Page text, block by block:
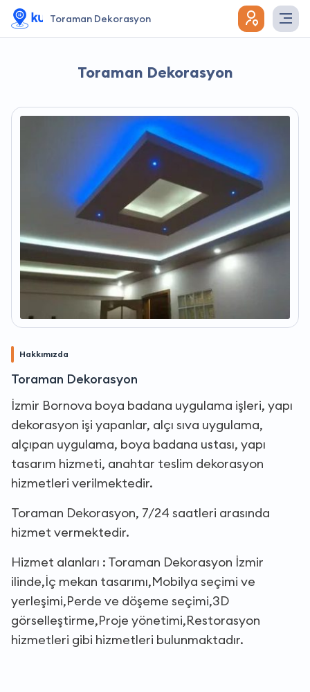
Toraman Dekorasyon
Toraman Dekorasyon
Hakkımızda
Toraman Dekorasyon
İzmir Bornova boya badana uygulama işleri, yapı
dekorasyon işi yapanlar, alçı sıva uygulama,
alçıpan uygulama, boya badana ustası, yapı
tasarım hizmeti, anahtar teslim dekorasyon
hizmetleri verilmektedir.
Toraman Dekorasyon, 7/24 saatleri arasında
hizmet vermektedir.
Hizmet alanları : Toraman Dekorasyon İzmir
ilinde,İç mekan tasarımı,Mobilya seçimi ve
yerleşimi,Perde ve döşeme seçimi,3D
görselleştirme,Proje yönetimi,Restorasyon
hizmetleri gibi hizmetleri bulunmaktadır.